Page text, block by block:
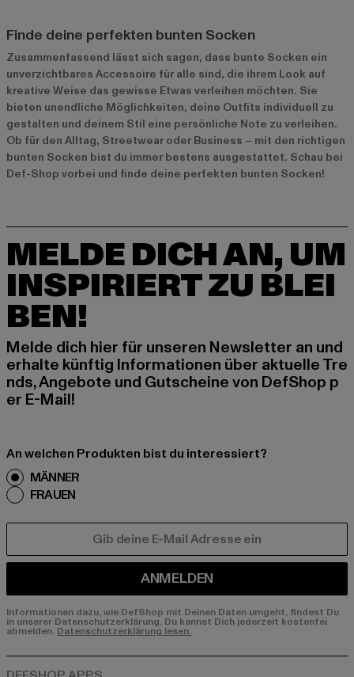
Finde deine perfekten bunten Socken
Zusammenfassend lässt sich sagen, dass bunte Socken ein
unverzichtbares Accessoire für alle sind, die ihrem Look auf
kreative Weise das gewisse Etwas verleihen möchten. Sie
bieten unendliche Möglichkeiten, deine Outfits individuell zu
gestalten und deinem Stil eine persönliche Note zu verleihen.
Ob für den Alltag, Streetwear oder Business – mit den richtigen
bunten Socken bist du immer bestens ausgestattet. Schau bei
Def-Shop vorbei und finde deine perfekten bunten Socken!
MELDE DICH AN, UM
INSPIRIERT ZU BLEI
BEN!
Melde dich hier für unseren Newsletter an und
erhalte künftig Informationen über aktuelle Tre
nds, Angebote und Gutscheine von DefShop p
er E-Mail!
An welchen Produkten bist du interessiert?
MÄNNER
FRAUEN
ANMELDEN
Informationen dazu, wie DefShop mit Deinen Daten umgeht, findest Du
in unserer Datenschutzerklärung. Du kannst Dich jederzeit kostenfei
abmelden. Datenschutzerklärung lesen.